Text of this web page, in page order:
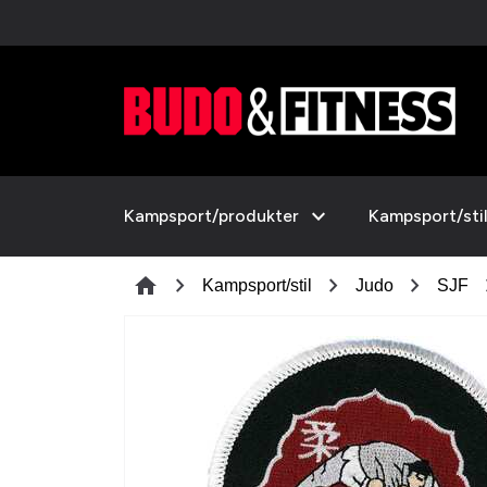
Kampsport/produkter expand_more Kampsport/stil
home chevron_right Kampsport/stil chevron_right Judo chevron_right SJF